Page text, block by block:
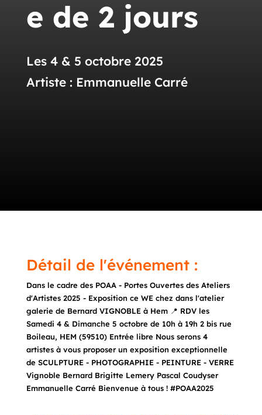
e de 2 jours
Les 4 & 5 octobre 2025
Artiste : Emmanuelle Carré
Détail de l'événement :
Dans le cadre des POAA - Portes Ouvertes des Ateliers
d'Artistes 2025 - Exposition ce WE chez dans l'atelier
galerie de Bernard VIGNOBLE à Hem 📍 RDV les
Samedi 4 & Dimanche 5 octobre de 10h à 19h 2 bis rue
Boileau, HEM (59510) Entrée libre Nous serons 4
artistes à vous proposer un exposition exceptionnelle
de SCULPTURE - PHOTOGRAPHIE - PEINTURE - VERRE
Vignoble Bernard Brigitte Lemery Pascal Coudyser
Emmanuelle Carré Bienvenue à tous ! #POAA2025